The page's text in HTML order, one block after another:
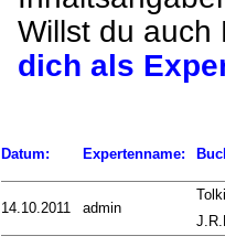
Willst du
dich als
Datum: Expertenname:
14.10.2011 admin